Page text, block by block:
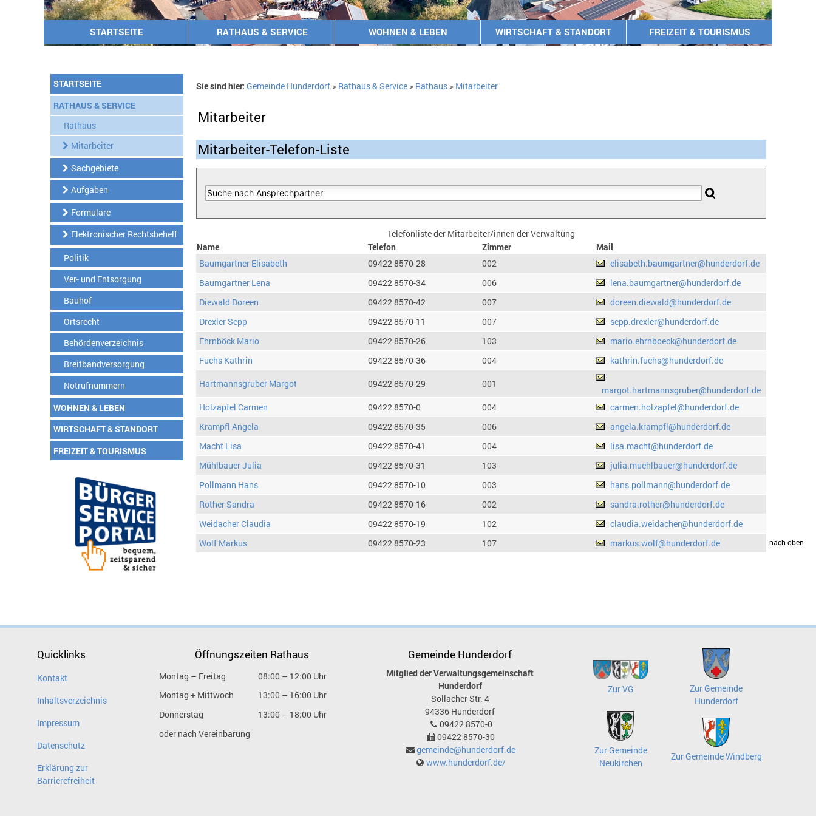
STARTSEITE RATHAUS & SERVICE WOHNEN & LEBEN WIRTSCHAFT & STANDORT FREIZEIT & TOURISMUS
STARTSEITE
RATHAUS & SERVICE
Rathaus
Mitarbeiter
Sachgebiete
Aufgaben
Formulare
Elektronischer Rechtsbehelf
Politik
Ver- und Entsorgung
Bauhof
Ortsrecht
Behördenverzeichnis
Breitbandversorgung
Notrufnummern
WOHNEN & LEBEN
WIRTSCHAFT & STANDORT
FREIZEIT & TOURISMUS
Sie sind hier: Gemeinde Hunderdorf> Rathaus & Service> Rathaus> Mitarbeiter
Mitarbeiter
Mitarbeiter-Telefon-Liste
Telefonliste der Mitarbeiter/innen der Verwaltung
Name
Telefon Zimmer
Mail
Baumgartner Elisabeth
09422 8570-28 002
elisabeth.baumgartner@hunderdorf.de
Baumgartner Lena
09422 8570-34 006
lena.baumgartner@hunderdorf.de
Diewald Doreen
09422 8570-42 007
doreen.diewald@hunderdorf.de
Drexler Sepp
09422 8570-11 007
sepp.drexler@hunderdorf.de
Ehrnböck Mario
09422 8570-26 103
mario.ehrnboeck@hunderdorf.de
Fuchs Kathrin
09422 8570-36 004
kathrin.fuchs@hunderdorf.de
Hartmannsgruber Margot
09422 8570-29 001
margot.hartmannsgruber@hunderdorf.de
Holzapfel Carmen
09422 8570-0 004
carmen.holzapfel@hunderdorf.de
Krampfl Angela
09422 8570-35 006
angela.krampfl@hunderdorf.de
Macht Lisa
09422 8570-41 004
lisa.macht@hunderdorf.de
Mühlbauer Julia
09422 8570-31 103
julia.muehlbauer@hunderdorf.de
Pollmann Hans
09422 8570-10 003
hans.pollmann@hunderdorf.de
Rother Sandra
09422 8570-16 002
sandra.rother@hunderdorf.de
Weidacher Claudia
09422 8570-19 102
claudia.weidacher@hunderdorf.de
Wolf Markus
09422 8570-23 107 markus.wolf@hunderdorf.dedrucken nach oben
Quicklinks
Kontakt
Inhaltsverzeichnis
Impressum
Datenschutz
Erklärung zur
Barrierefreiheit
Öffnungszeiten Rathaus
Montag – Freitag
08:00 – 12:00 Uhr
Montag + Mittwoch
13:00 – 16:00 Uhr
Donnerstag
13:00 – 18:00 Uhr
oder nach Vereinbarung
Gemeinde Hunderdorf
Mitglied der Verwaltungsgemeinschaft
Hunderdorf
Sollacher Str. 4
94336 Hunderdorf
09422 8570-0
09422 8570-30
gemeinde@hunderdorf.de
www.hunderdorf.de/
Zur VG
Zur Gemeinde
Hunderdorf
Zur Gemeinde
Neukirchen
Zur Gemeinde Windberg